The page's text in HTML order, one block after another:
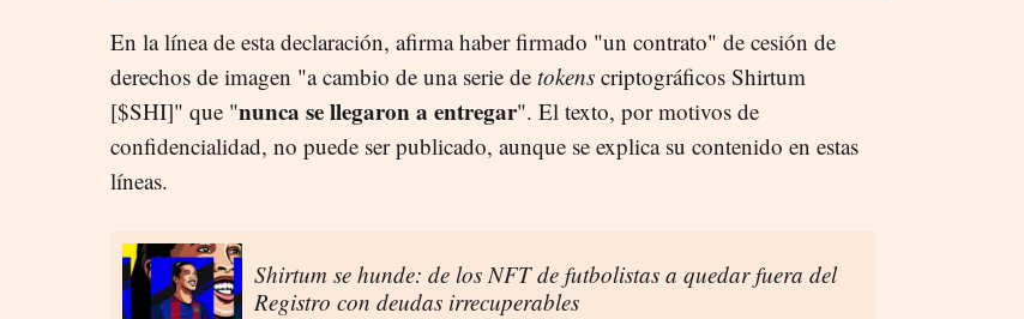
En la línea de esta declaración, afirma haber firmado "un contrato" de cesión de
derechos de imagen "a cambio de una serie de tokens criptográficos Shirtum
[$SHI]" que "nunca se llegaron a entregar". El texto, por motivos de
confidencialidad, no puede ser publicado, aunque se explica su contenido en estas
líneas.
Shirtum se hunde: de los NFT de futbolistas a quedar fuera del
Registro con deudas irrecuperables